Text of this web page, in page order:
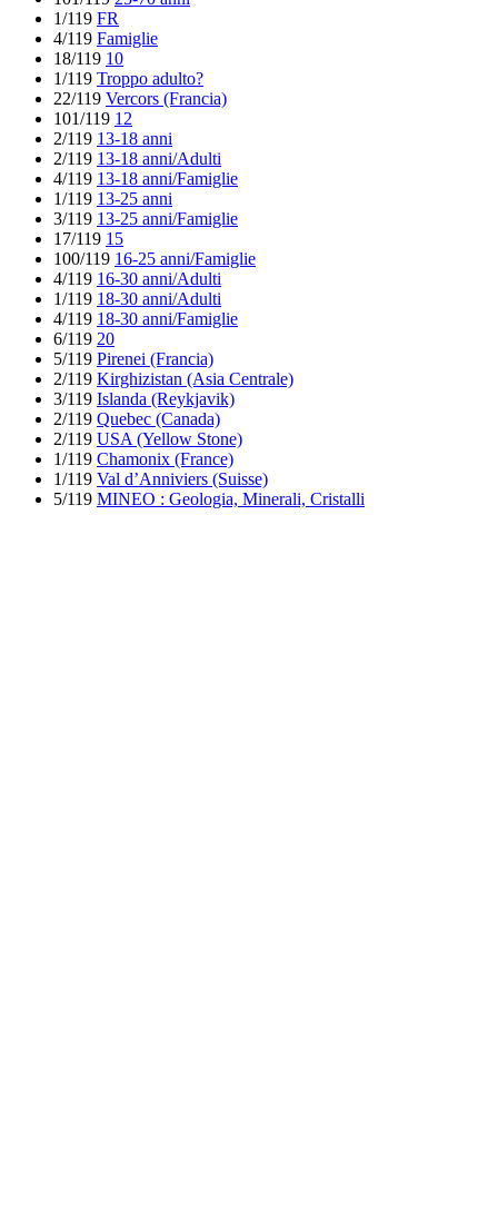
1/119 FR
4/119 Famiglie
18/119 10
1/119 Troppo adulto?
22/119 Vercors (Francia)
101/119 12
2/119 13-18 anni
2/119 13-18 anni/Adulti
4/119 13-18 anni/Famiglie
1/119 13-25 anni
3/119 13-25 anni/Famiglie
17/119 15
100/119 16-25 anni/Famiglie
4/119 16-30 anni/Adulti
1/119 18-30 anni/Adulti
4/119 18-30 anni/Famiglie
6/119 20
5/119 Pirenei (Francia)
2/119 Kirghizistan (Asia Centrale)
3/119 Islanda (Reykjavik)
2/119 Quebec (Canada)
2/119 USA (Yellow Stone)
1/119 Chamonix (France)
1/119 Val d’Anniviers (Suisse)
5/119 MINEO : Geologia, Minerali, Cristalli